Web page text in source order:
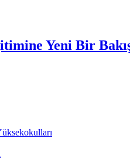
Yeni Bir Bakış